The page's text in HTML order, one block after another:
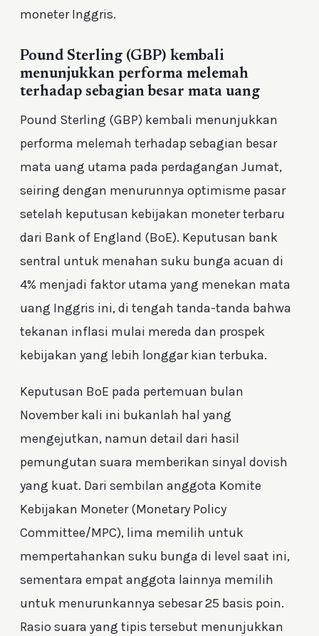
moneter Inggris.
Pound Sterling (GBP) kembali
menunjukkan performa melemah
terhadap sebagian besar mata uang
Pound Sterling (GBP) kembali menunjukkan
performa melemah terhadap sebagian besar
mata uang utama pada perdagangan Jumat,
seiring dengan menurunnya optimisme pasar
setelah keputusan kebijakan moneter terbaru
dari Bank of England (BoE). Keputusan bank
sentral untuk menahan suku bunga acuan di
4% menjadi faktor utama yang menekan mata
uang Inggris ini, di tengah tanda-tanda bahwa
tekanan inflasi mulai mereda dan prospek
kebijakan yang lebih longgar kian terbuka.
Keputusan BoE pada pertemuan bulan
November kali ini bukanlah hal yang
mengejutkan, namun detail dari hasil
pemungutan suara memberikan sinyal dovish
yang kuat. Dari sembilan anggota Komite
Kebijakan Moneter (Monetary Policy
Committee/MPC), lima memilih untuk
mempertahankan suku bunga di level saat ini,
sementara empat anggota lainnya memilih
untuk menurunkannya sebesar 25 basis poin.
Rasio suara yang tipis tersebut menunjukkan